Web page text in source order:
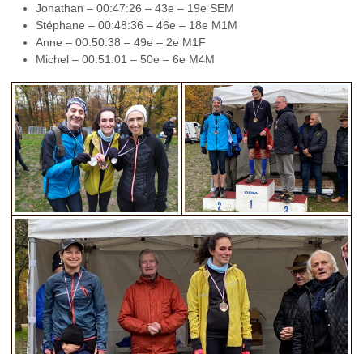
Jonathan – 00:47:26 – 43e – 19e SEM
Stéphane – 00:48:36 – 46e – 18e M1M
Anne – 00:50:38 – 49e – 2e M1F
Michel – 00:51:01 – 50e – 6e M4M